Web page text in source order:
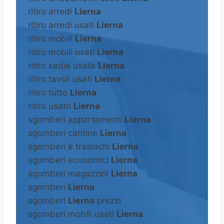
ritiro arredi Lierna
ritiro arredi usati Lierna
ritiro mobili Lierna
ritiro mobili usati Lierna
ritiro sedie usate Lierna
ritiro tavoli usati Lierna
ritiro tutto Lierna
ritiro usato Lierna
sgomberi appartamenti Lierna
sgomberi cantine Lierna
sgomberi e traslochi Lierna
sgomberi economici Lierna
sgomberi magazzini Lierna
sgomberi Lierna
sgomberi Lierna prezzi
sgomberi mobili usati Lierna